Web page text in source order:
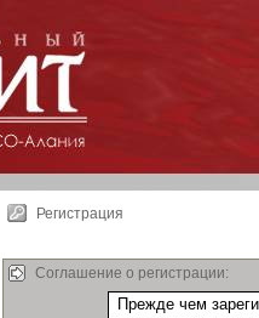
Регистрация
Соглашение о регистрации: